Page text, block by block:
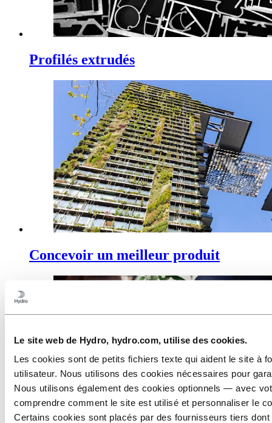
Le site web de Hydro, hydro.com, utilise des cookies.
Les cookies sont de petits fichiers texte qui aident le site à
utilisateur. Nous utilisons des cookies nécessaires pour
Nous utilisons également des cookies optionnels — avec
comprendre comment le site est utilisé et personnaliser le
Certains cookies sont placés par des fournisseurs tiers
Profilés extrudés
Concevoir un meilleur produit